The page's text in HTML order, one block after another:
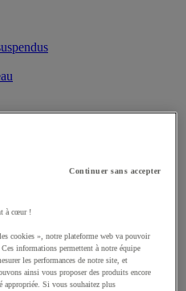
professionnels
et interactif
Blu-ray
Continuer sans accepter
à cœur !
cookies », notre plateforme web va pouvoir
informations permettent à notre équipe
les performances de notre site, et
ainsi vous proposer des produits encore
appropriée. Si vous souhaitez plus